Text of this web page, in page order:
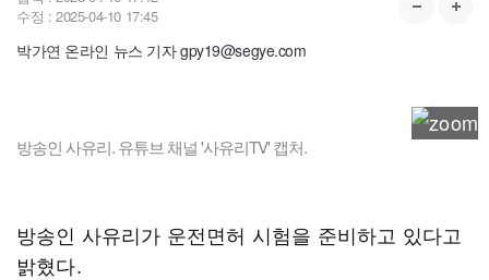
수정 : 2025-04-10 17:45
박가연 온라인 뉴스 기자 gpy19@segye.com
방송인 사유리. 유튜브 채널 '사유리TV' 캡처.
방송인 사유리가 운전면허 시험을 준비하고 있다고
밝혔다.